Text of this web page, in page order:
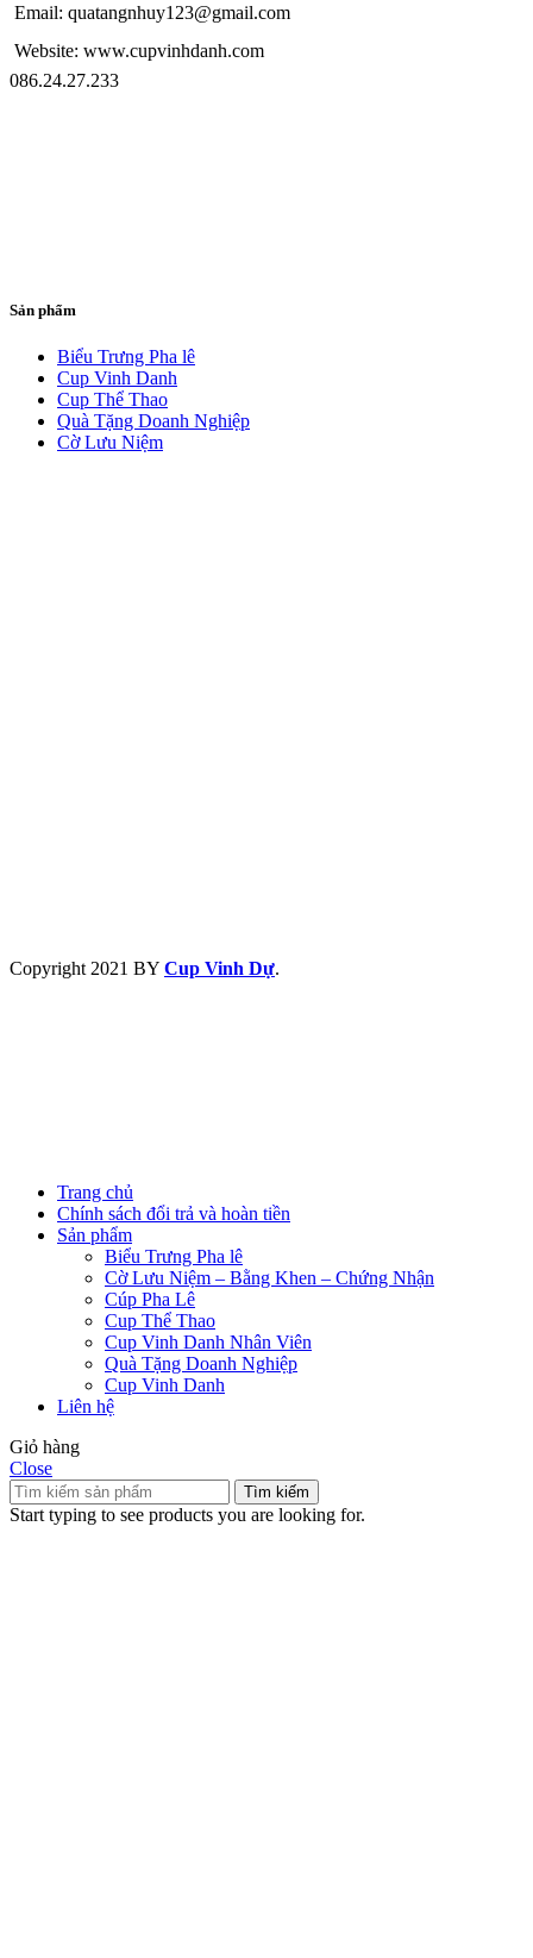
Email: quatangnhuy123@gmail.com
Website: www.cupvinhdanh.com
086.24.27.233
Sản phẩm
Biểu Trưng Pha lê
Cup Vinh Danh
Cup Thể Thao
Quà Tặng Doanh Nghiệp
Cờ Lưu Niệm
Copyright 2021 BY Cup Vinh Dự.
Trang chủ
Chính sách đổi trả và hoàn tiền
Sản phẩm
Biểu Trưng Pha lê
Cờ Lưu Niệm – Bằng Khen – Chứng Nhận
Cúp Pha Lê
Cup Thể Thao
Cup Vinh Danh Nhân Viên
Quà Tặng Doanh Nghiệp
Cup Vinh Danh
Liên hệ
Giỏ hàng
Close
Tìm kiếm
Start typing to see products you are looking for.